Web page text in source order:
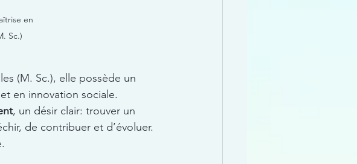
en
Sc.)
(M. Sc.), elle possède un
en innovation sociale.
, un désir clair: trouver un
de contribuer et d’évoluer.